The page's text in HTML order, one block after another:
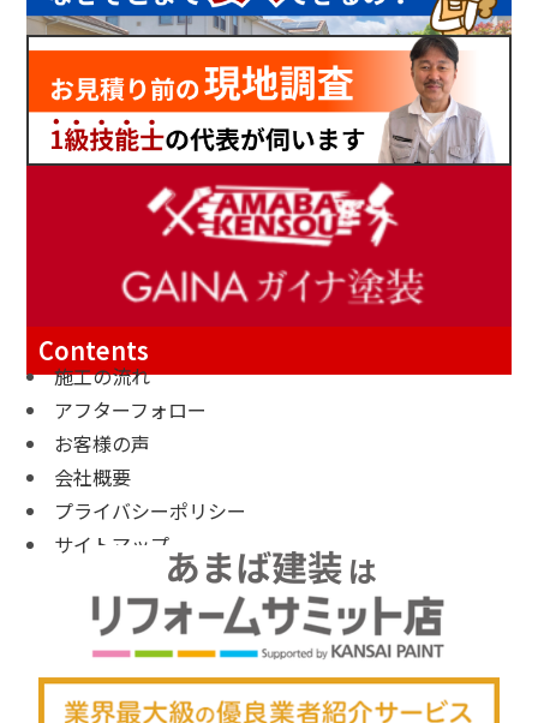
Contents
施工の流れ
アフターフォロー
お客様の声
会社概要
プライバシーポリシー
サイトマップ